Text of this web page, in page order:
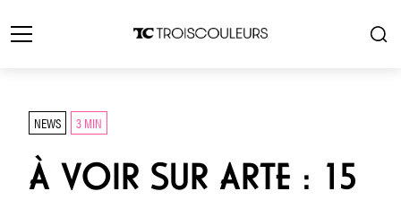
NEWS 3 MIN
À VOIR SUR ARTE : 15